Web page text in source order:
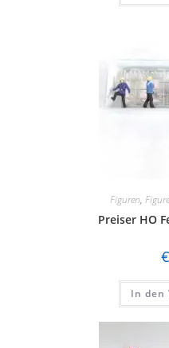
Figuren,
Preiser HO
€
In den